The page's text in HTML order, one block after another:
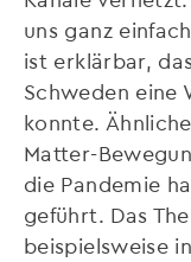
uns ganz
ist erklärbar,
Schweden eine
konnte.
Matter-
die Pandemie
geführt. Das
beispielsweise